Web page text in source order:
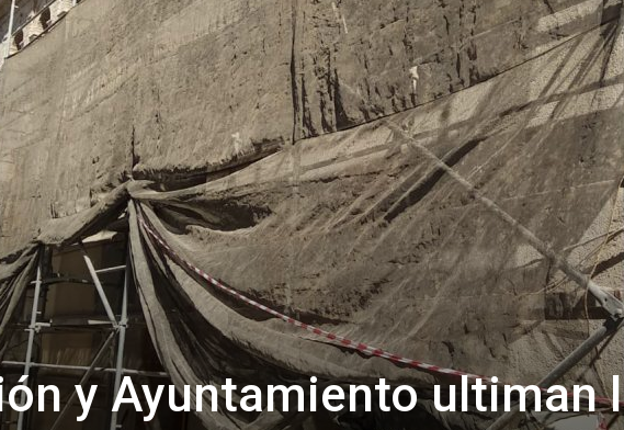
Almería
y Ayuntamiento ultiman